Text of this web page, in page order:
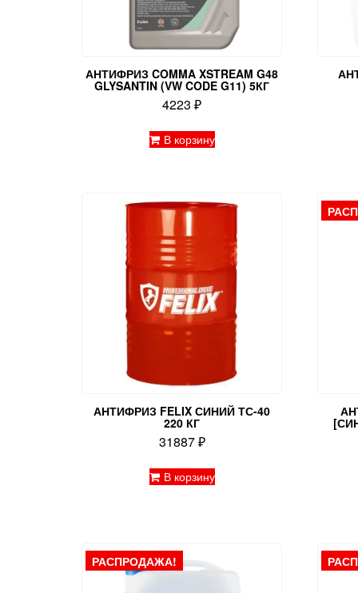
АНТИФРИЗ COMMA XSTREAM G48
GLYSANTIN (VW CODE G11) 5КГ
4223₽
В корзину
АНТИФРИЗ FELIX СИНИЙ ТС-40
220 КГ
31887₽
В корзину
РАСПРОДАЖА!